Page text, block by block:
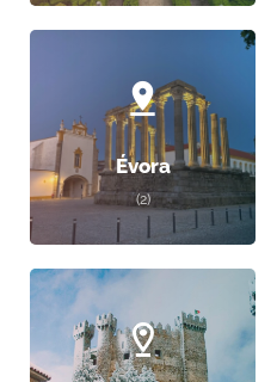
Évora
(2)